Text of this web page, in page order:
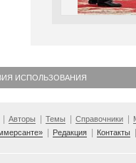
ИСПОЛЬЗОВАНИЯ
Авторы Темы Справочники
Редакция Контакты